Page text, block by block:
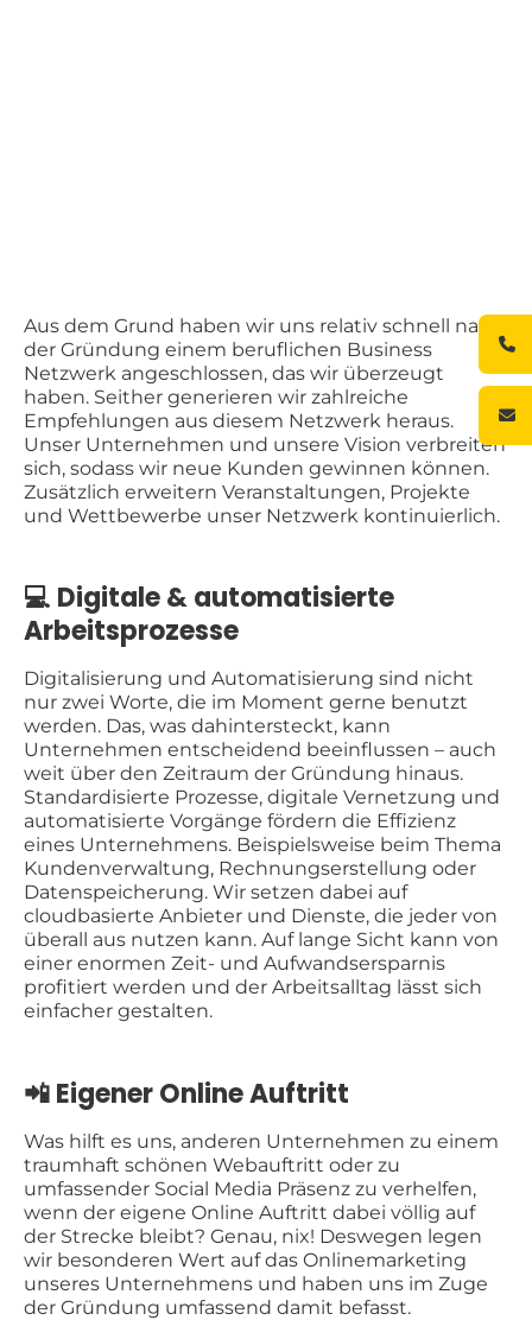
Aus dem Grund haben wir uns relativ schnell nach
der Gründung einem beruflichen Business
Netzwerk angeschlossen, das wir überzeugt
haben. Seither generieren wir zahlreiche
Empfehlungen aus diesem Netzwerk heraus.
Unser Unternehmen und unsere Vision verbreiten
sich, sodass wir neue Kunden gewinnen können.
Zusätzlich erweitern Veranstaltungen, Projekte
und Wettbewerbe unser Netzwerk kontinuierlich.
💻 Digitale & automatisierte
Arbeitsprozesse
Digitalisierung und Automatisierung sind nicht
nur zwei Worte, die im Moment gerne benutzt
werden. Das, was dahintersteckt, kann
Unternehmen entscheidend beeinflussen – auch
weit über den Zeitraum der Gründung hinaus.
Standardisierte Prozesse, digitale Vernetzung und
automatisierte Vorgänge fördern die Effizienz
eines Unternehmens. Beispielsweise beim Thema
Kundenverwaltung, Rechnungserstellung oder
Datenspeicherung. Wir setzen dabei auf
cloudbasierte Anbieter und Dienste, die jeder von
überall aus nutzen kann. Auf lange Sicht kann von
einer enormen Zeit- und Aufwandsersparnis
profitiert werden und der Arbeitsalltag lässt sich
einfacher gestalten.
📲 Eigener Online Auftritt
Was hilft es uns, anderen Unternehmen zu einem
traumhaft schönen Webauftritt oder zu
umfassender Social Media Präsenz zu verhelfen,
wenn der eigene Online Auftritt dabei völlig auf
der Strecke bleibt? Genau, nix! Deswegen legen
wir besonderen Wert auf das Onlinemarketing
unseres Unternehmens und haben uns im Zuge
der Gründung umfassend damit befasst.